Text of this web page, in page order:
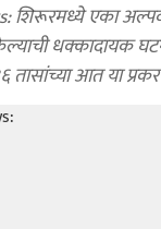
केल्याची धक्कादायक
तासांच्या आत या